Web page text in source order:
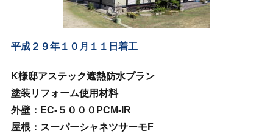
平成２９年１０月１１日着工
K様邸アステック遮熱防水プラン
塗装リフォーム使用材料
外壁：EC‐５０００PCM‐IR
屋根：スーパーシャネツサーモF